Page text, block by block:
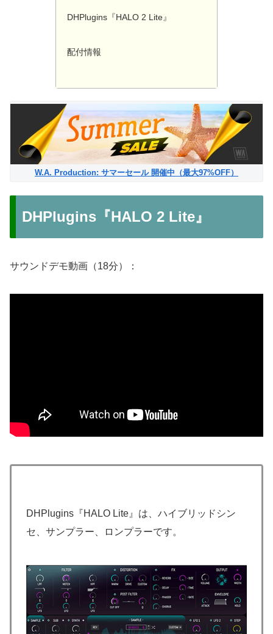
DHPlugins『HALO 2 Lite』
配付情報
W.A. Production: サマーセール 開催中（最大97%OFF）
DHPlugins『HALO 2 Lite』
サウンドデモ動画（18分）：
DHPlugins『HALO Lite』は、ハイブリッドシン
セ、サンプラー、ロンプラーです。